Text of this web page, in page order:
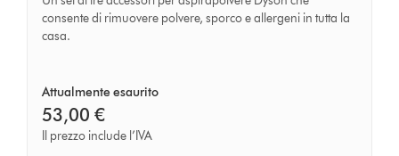
consente di rimuovere polvere, sporco e allergeni in tutta la
casa.
Attualmente esaurito
53,00 €
Il prezzo include l’IVA